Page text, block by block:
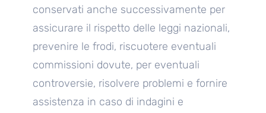
conservati anche successivamente per
assicurare il rispetto delle leggi nazionali,
prevenire le frodi, riscuotere eventuali
commissioni dovute, per eventuali
controversie, risolvere problemi e fornire
assistenza in caso di indagini e